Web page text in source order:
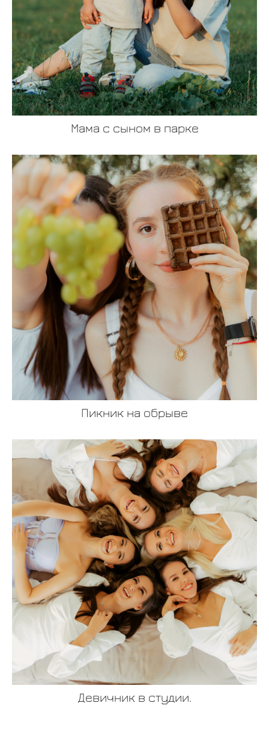
Мама с сыном в парке
Пикник на обрыве
Девичник в студии.